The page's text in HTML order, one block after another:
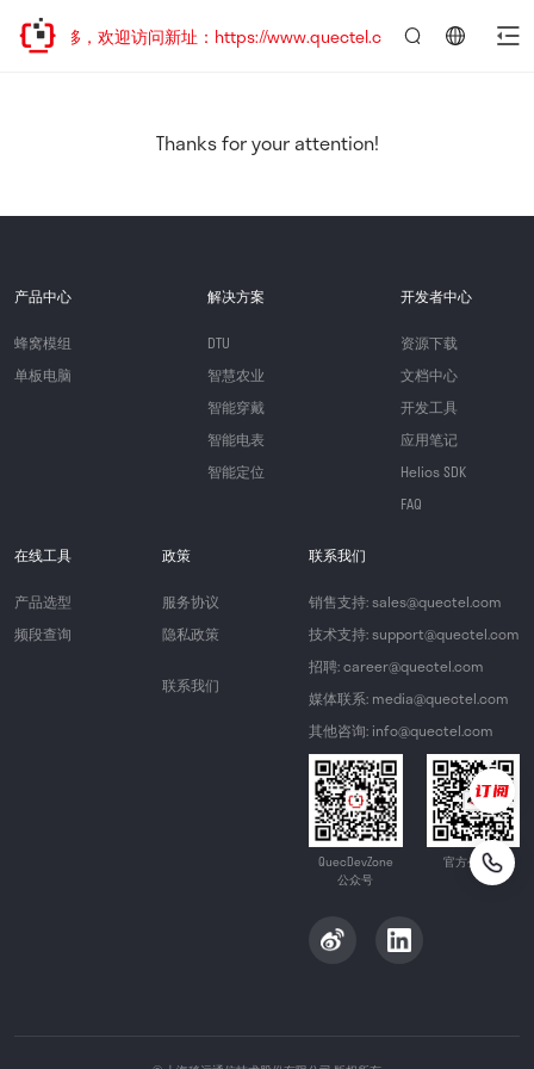
址已迁移，欢迎访问新址：https://www.quectel.com.cn
Thanks for your attention!
产品中心
蜂窝模组
单板电脑
解决方案
DTU
智慧农业
智能穿戴
智能电表
智能定位
开发者中心
资源下载
文档中心
开发工具
应用笔记
Helios SDK
FAQ
在线工具
产品选型
频段查询
政策
服务协议
隐私政策
联系我们
联系我们
销售支持: sales@quectel.com
技术支持: support@quectel.com
招聘: career@quectel.com
媒体联系: media@quectel.com
其他咨询: info@quectel.com
QuecDevZone
公众号
官方公众号